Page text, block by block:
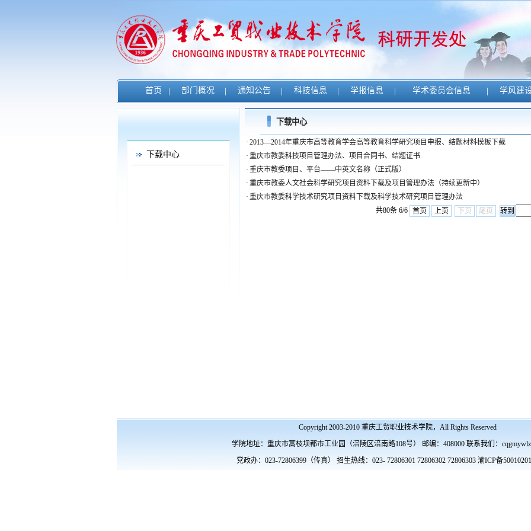
首页 | 部门概况 | 通知公告 | 科技信息 | 学报信息 | 学术委员会信息 | 学风建
下载中心
下载中心
· 2013—2014年重庆市高等教育学会高等教育科学研究项目申报、结题材料模板下载
· 重庆市教委科技项目管理办法、项目合同书、结题证书
· 重庆市教委项目、平台——中英文名称（正式版）
· 重庆市教委人文社会科学研究项目资料下载及项目管理办法（持续更新中）
· 重庆市教委科学技术研究项目资料下载及科学技术研究项目管理办法
共80条 6/6 首页 上页 下页 尾页
Copyright 2003-2010 重庆工贸职业技术学院，All Rights Reserved
学院地址：重庆市蒿枝坝都市工业园（涪陵区涪南路108号） 邮编：408000 联系我们：
党政办：023-72806399（传真） 招生热线：023- 72806301 72806302 72806303 渝ICP备